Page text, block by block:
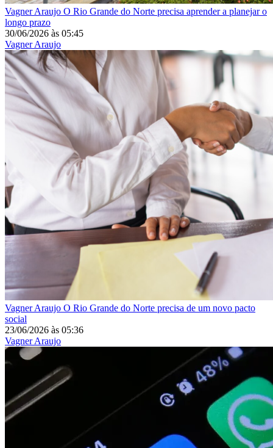
Vagner Araujo O Rio Grande do Norte precisa aprender a planejar o
longo prazo
30/06/2026 às 05:45
Vagner Araujo
Vagner Araujo O Rio Grande do Norte precisa de um novo pacto
social
23/06/2026 às 05:36
Vagner Araujo